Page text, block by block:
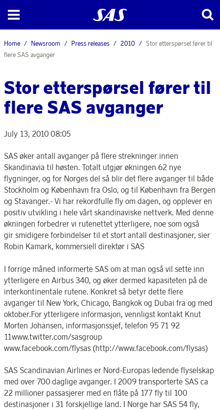
Home Newsroom Press releases 2010
Stor etterspørsel fører til
flere SAS avganger
Stor etterspørsel fører til
flere SAS avganger
July 13, 2010 08:05
SAS øker antall avganger på flere strekninger innen
Skandinavia til høsten. Totalt utgjør økningen 62 nye
flygninger, og for Norges del så blir det flere avganger til både
Stockholm og København fra Oslo, og til København fra Bergen
og Stavanger.- Vi har rekordfulle fly om dagen, og opplever en
positiv utvikling i hele vårt skandinaviske nettverk. Med denne
økningen forbedrer vi rutenettet ytterligere, noe som også
gir smidigere forbindelser til et stort antall destinasjoner, sier
Robin Kamark, kommersiell direktør i SAS
I forrige måned informerte SAS om at man også vil sette inn
ytterligere en Airbus 340, og øker dermed kapasiteten på de
interkontinentale rutene. Konkret så betyr dette flere
avganger til New York, Chicago, Bangkok og Dubai fra og med
oktober.For ytterligere informasjon, vennligst kontakt Knut
Morten Johansen, informasjonssjef, telefon 95 71 92
11www.twitter.com/sasgroup
www.facebook.com/flysas (http://www.facebook.com/flysas)
SAS Scandinavian Airlines er Nord-Europas ledende flyselskap
med over 700 daglige avganger. I 2009 transporterte SAS ca
22 millioner passasjerer med en flåte på 177 fly til 100
destinasjoner i 31 forskjellige land. I Norge har SAS 54 fly,